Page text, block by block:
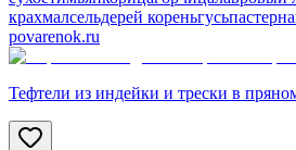
крахмалсельдерей кореньгусь
povarenok.ru
Тефтели из индейки и трески в